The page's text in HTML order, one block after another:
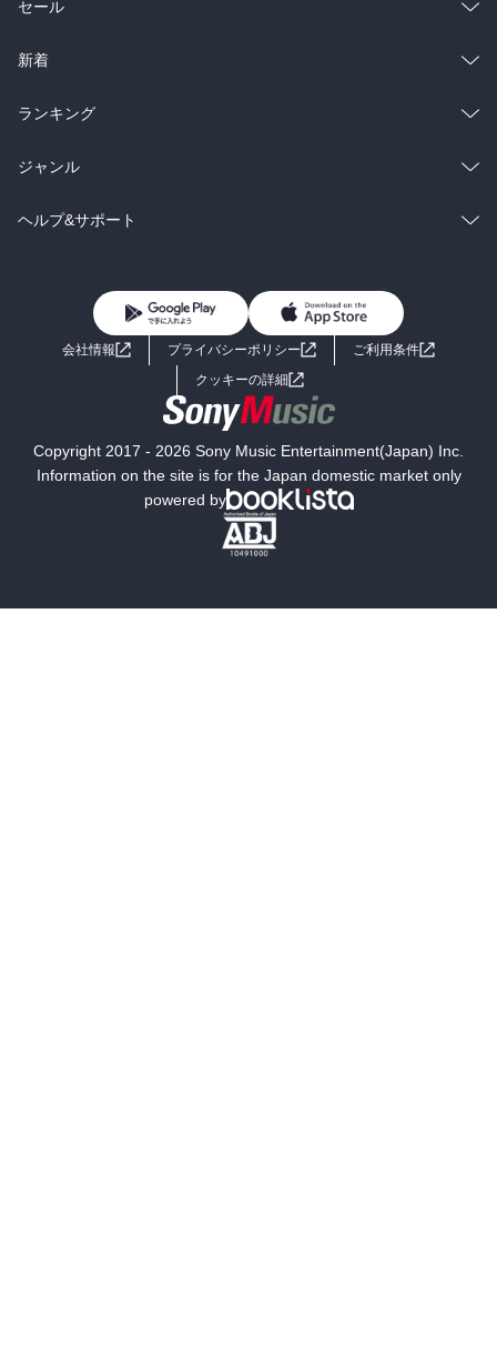
総合
ラノベ
雑誌・グラビア
BL・TL
セール
総合
ラノベ
雑誌・グラビア
BL・TL
新着
総合
ラノベ
雑誌・グラビア
ランキング
総合
ラノベ
ジャンル
コミック
ライトノベル 男子向けラノベ
小説
海外小説
ミステリー SF
文学
ヘルプ&サポート
よくあるご質問 お問い合わせ
会社情報 プライバシーポリシー
ご利用条件
クッキーの詳細
Copyright 2017 - 2026 Sony Music Entertainment(Japan) Inc.
Information on the site is for the Japan domestic market only
powered by